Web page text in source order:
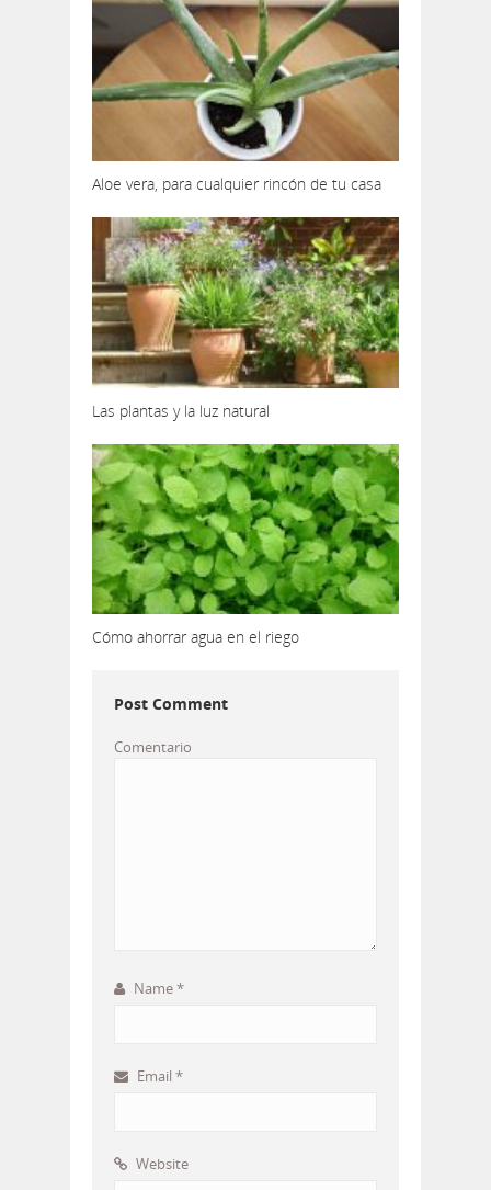
Aloe vera, para cualquier rincón de tu casa
Las plantas y la luz natural
Cómo ahorrar agua en el riego
Post Comment
Comentario
Name*
Email *
Website